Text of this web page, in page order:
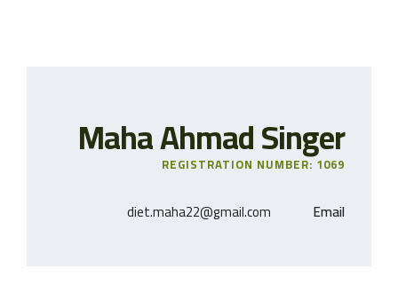
Maha Ahmad Singer
REGISTRATION NUMBER: 1069
Email
diet.maha22@gmail.com